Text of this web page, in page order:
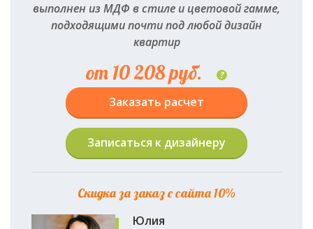
выполнен из МДФ в стиле и цветовой гамме,
подходящими почти под любой дизайн
квартир
от 10 208 руб. ?
Заказать расчет
Записаться к дизайнеру
Скидка за заказ с сайта 10%
Юлия